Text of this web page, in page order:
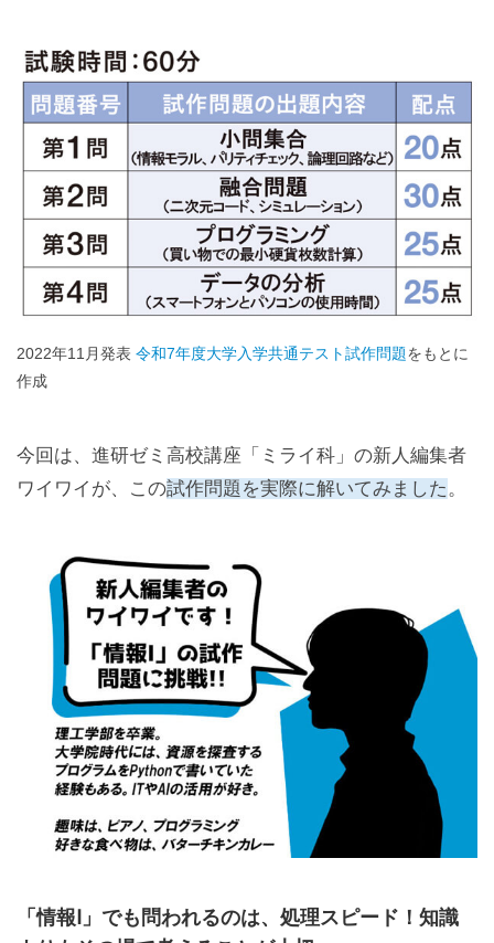
2022年11月発表 令和7年度大学入学共通テスト試作問題をもとに
作成
今回は、進研ゼミ高校講座「ミライ科」の新人編集者
ワイワイが、この試作問題を実際に解いてみました。
「情報Ⅰ」でも問われるのは、処理スピード！知識